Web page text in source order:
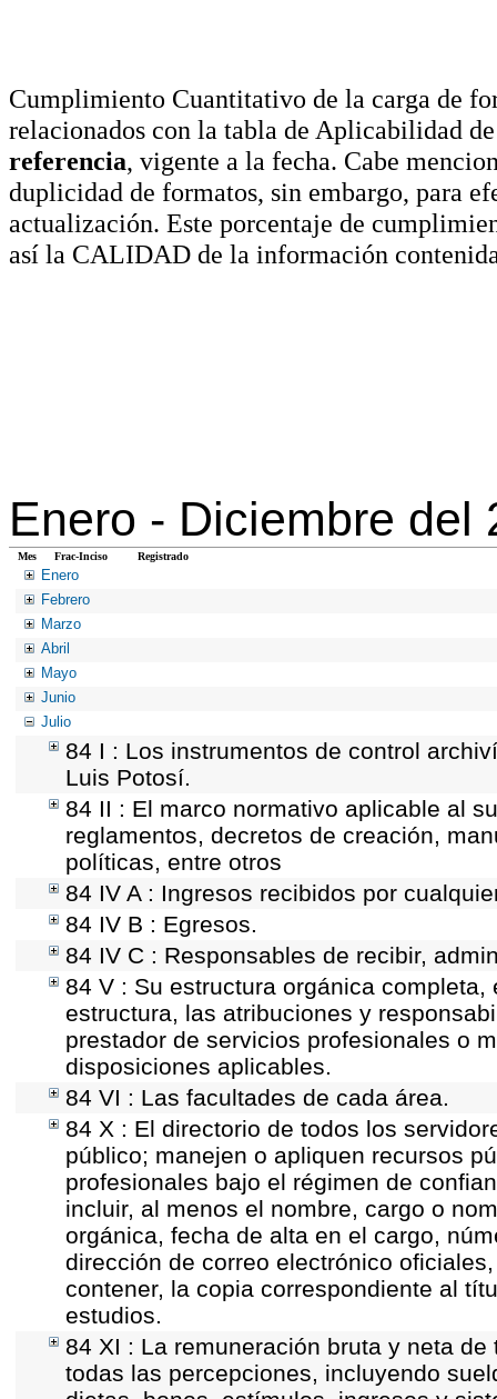
Cumplimiento Cuantitativo de la carga de
relacionados con la tabla de Aplicabilidad
referencia, vigente a la fecha. Cabe
duplicidad de formatos, sin embargo, para
actualización. Este porcentaje de
así la CALIDAD de la información
Enero - Diciembre del
Mes Frac-Inciso Registrado
Enero
Febrero
Marzo
Abril
Mayo
Junio
Julio
84 I : Los instrumentos de control
Luis Potosí.
84 II : El marco normativo aplicable al
reglamentos, decretos de creación,
políticas, entre otros
84 IV A : Ingresos recibidos por
84 IV B : Egresos.
84 IV C : Responsables de recibir,
84 V : Su estructura orgánica
estructura, las atribuciones y
prestador de servicios profesionales o
disposiciones aplicables.
84 VI : Las facultades de cada área.
84 X : El directorio de todos los
público; manejen o apliquen recursos
profesionales bajo el régimen de
incluir, al menos el nombre, cargo o
orgánica, fecha de alta en el cargo,
dirección de correo electrónico
contener, la copia correspondiente al
estudios.
84 XI : La remuneración bruta y neta
todas las percepciones, incluyendo